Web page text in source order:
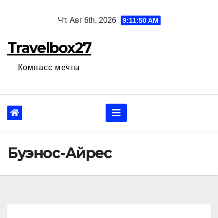
Чт. Авг 6th, 2026 9:11:52 AM
Travelbox27
Компасс мечты
Буэнос-Айрес